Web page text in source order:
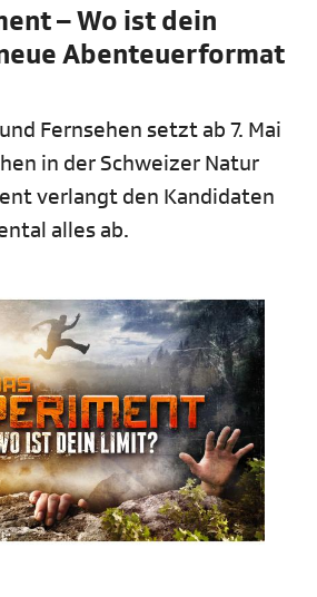
– Wo ist dein
Abenteuerformat
Fernsehen setzt ab 7. Mai
in der Schweizer Natur
verlangt den Kandidaten
alles ab.